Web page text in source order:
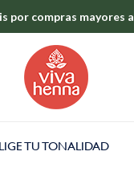
por compras mayores
TU TONALIDAD